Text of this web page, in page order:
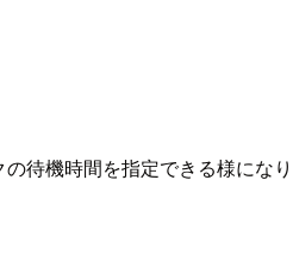
待機時間を指定できる様になり